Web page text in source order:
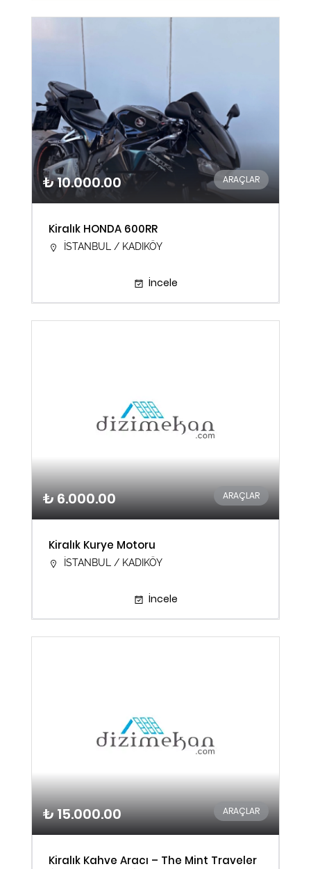
₺ 10.000.00 ARAÇLAR
Kiralık HONDA 600RR
İSTANBUL / KADIKÖY
İncele
₺ 6.000.00 ARAÇLAR
Kiralık Kurye Motoru
İSTANBUL / KADIKÖY
İncele
₺ 15.000.00 ARAÇLAR
Kiralık Kahve Aracı – The Mint Traveler